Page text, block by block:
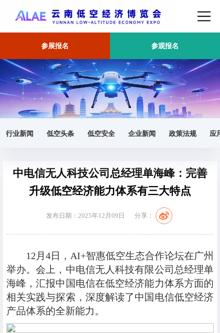
参展报名 参观报名
行业新闻 低空头条 低空安全 企业新闻 政策法规 应
首页 产业 正文
中电信无人科技公司总经理单海峰：完善
升级低空经济能力体系有三大特点
发布日期：2025年12月09日 分享：
12月4日，AI+智惠低空生态合作论坛在广州
举办。会上，中电信无人科技有限公司总经理单
海峰，汇报中国电信在低空经济能力体系方面的
相关实践与探索，深度解读了中国电信低空经济
产品体系的全新能力。